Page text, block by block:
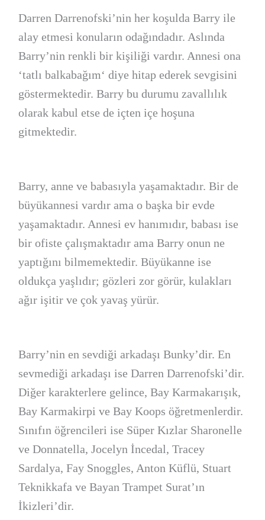
Darren Darrenofski’nin her koşulda Barry ile
alay etmesi konuların odağındadır. Aslında
Barry’nin renkli bir kişiliği vardır. Annesi ona
‘tatlı balkabağım‘ diye hitap ederek sevgisini
göstermektedir. Barry bu durumu zavallılık
olarak kabul etse de içten içe hoşuna
gitmektedir.
Barry, anne ve babasıyla yaşamaktadır. Bir de
büyükannesi vardır ama o başka bir evde
yaşamaktadır. Annesi ev hanımıdır, babası ise
bir ofiste çalışmaktadır ama Barry onun ne
yaptığını bilmemektedir. Büyükanne ise
oldukça yaşlıdır; gözleri zor görür, kulakları
ağır işitir ve çok yavaş yürür.
Barry’nin en sevdiği arkadaşı Bunky’dir. En
sevmediği arkadaşı ise Darren Darrenofski’dir.
Diğer karakterlere gelince, Bay Karmakarışık,
Bay Karmakirpi ve Bay Koops öğretmenlerdir.
Sınıfın öğrencileri ise Süper Kızlar Sharonelle
ve Donnatella, Jocelyn İncedal, Tracey
Sardalya, Fay Snoggles, Anton Küflü, Stuart
Teknikkafa ve Bayan Trampet Surat’ın
İkizleri’dir.